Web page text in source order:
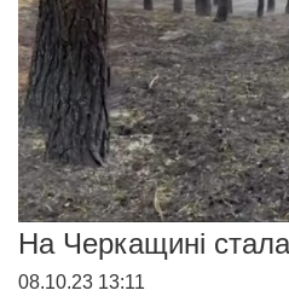
На Черкащині
08.10.23 13:11